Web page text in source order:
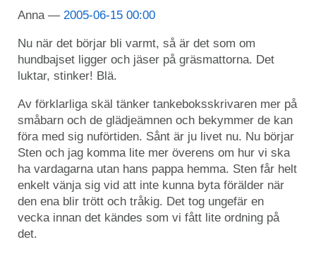
Anna 2005-06-15 00:00
Nu när det börjar bli varmt, så är det som om
hundbajset ligger och jäser på gräsmattorna. Det
luktar, stinker! Blä.
Av förklarliga skäl tänker tankeboksskrivaren mer på
småbarn och de glädjeämnen och bekymmer de kan
föra med sig nuförtiden. Sånt är ju livet nu. Nu börjar
Sten och jag komma lite mer överens om hur vi ska
ha vardagarna utan hans pappa hemma. Sten får helt
enkelt vänja sig vid att inte kunna byta förälder när
den ena blir trött och tråkig. Det tog ungefär en
vecka innan det kändes som vi fått lite ordning på
det.